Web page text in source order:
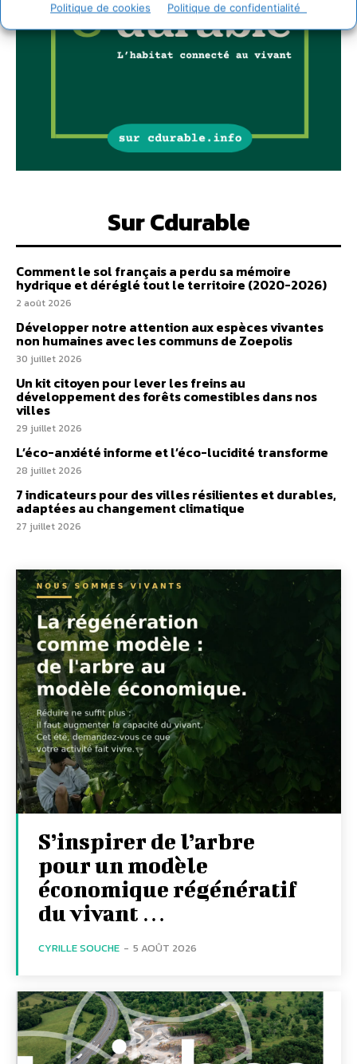
Politique de cookies Politique de confidentialité
Sur Cdurable
Comment le sol français a perdu sa mémoire
hydrique et déréglé tout le territoire (2020-2026)
2 août 2026
Développer notre attention aux espèces vivantes
non humaines avec les communs de Zoepolis
30 juillet 2026
Un kit citoyen pour lever les freins au
développement des forêts comestibles dans nos
villes
29 juillet 2026
L’éco-anxiété informe et l’éco-lucidité transforme
28 juillet 2026
7 indicateurs pour des villes résilientes et durables,
adaptées au changement climatique
27 juillet 2026
S’inspirer de l’arbre
pour un modèle
économique régénératif
du vivant …
CYRILLE SOUCHE - 5 AOÛT 2026